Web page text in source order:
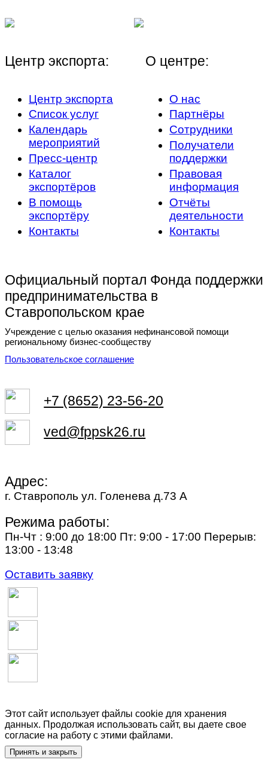
Центр экспорта:
Центр экспорта
Список услуг
Календарь
мероприятий
Пресс-центр
Каталог
экспортёров
В помощь
экспортёру
Контакты
О центре:
О нас
Партнёры
Сотрудники
Получатели
поддержки
Правовая
информация
Отчёты
деятельности
Контакты
Официальный портал Фонда поддержки
предпринимательства в
Ставропольском крае
Учреждение с целью оказания нефинансовой помощи
региональному бизнес-сообществу
Пользовательское соглашение
+7 (8652) 23-56-20
ved@fppsk26.ru
Адрес:
г. Ставрополь ул. Голенева д.73 A
Режима работы:
Пн-Чт : 9:00 до 18:00 Пт: 9:00 - 17:00 Перерыв:
13:00 - 13:48
Оставить заявку
Этот сайт использует файлы cookie для хранения
данных. Продолжая использовать сайт, вы даете свое
согласие на работу с этими файлами.
Принять и закрыть